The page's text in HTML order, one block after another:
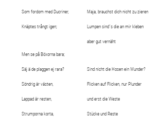
Som fordom med Ducriner,
Knäptes trångt igen;
Men se på Böxorna bara;
Säj ä de plaggen ej rara?
Söndrig är västen,
Lappad är resten,
Strumporna korta,
Maja, brauchst dich nicht zu zieren
Lumpen sind´s die an mir kleben
aber gut vernäht
Sind nicht die Hosen ein Wunder?
Flicken auf Flicken, nur Plunder
und erst die Weste
Stücke und Reste